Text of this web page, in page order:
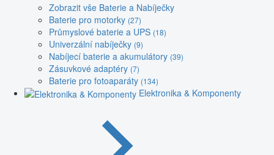
Zobrazit vše Baterie a Nabíječky
Baterie pro motorky (27)
Průmyslové baterie a UPS (18)
Univerzální nabíječky (9)
Nabíjecí baterie a akumulátory (39)
Zásuvkové adaptéry (7)
Baterie pro fotoaparáty (134)
Elektronika & Komponenty